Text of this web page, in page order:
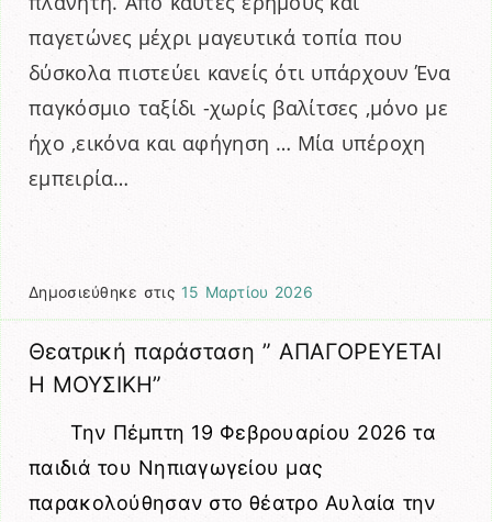
παγετώνες μέχρι μαγευτικά τοπία που
δύσκολα πιστεύει κανείς ότι υπάρχουν Ένα
παγκόσμιο ταξίδι -χωρίς βαλίτσες ,μόνο με
ήχο ,εικόνα και αφήγηση … Μία υπέροχη
εμπειρία…
Δημοσιεύθηκε στις 15 Μαρτίου 2026
Θεατρική παράσταση ” ΑΠΑΓΟΡΕΥΕΤΑΙ
Η ΜΟΥΣΙΚΗ”
Την Πέμπτη 19 Φεβρουαρίου 2026 τα
παιδιά του Νηπιαγωγείου μας
παρακολούθησαν στο θέατρο Αυλαία την